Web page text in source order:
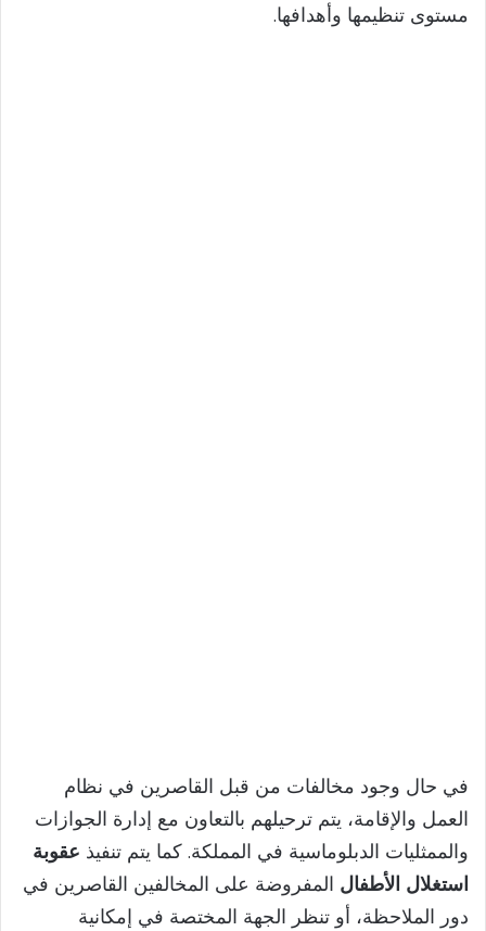
مستوى تنظيمها وأهدافها.
في حال وجود مخالفات من قبل القاصرين في نظام
العمل والإقامة، يتم ترحيلهم بالتعاون مع إدارة الجوازات
والممثليات الدبلوماسية في المملكة. كما يتم تنفيذ عقوبة
استغلال الأطفال المفروضة على المخالفين القاصرين في
دور الملاحظة، أو تنظر الجهة المختصة في إمكانية